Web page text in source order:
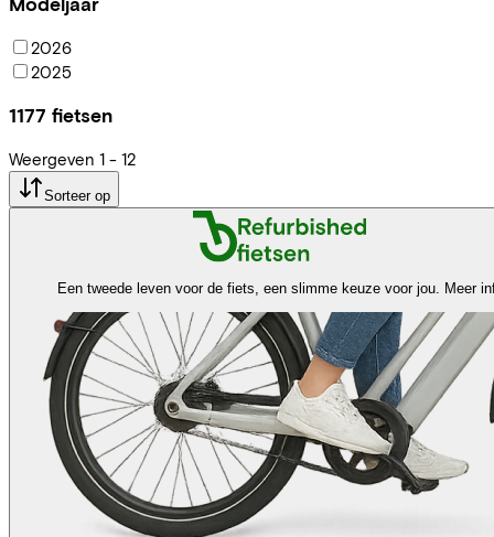
2026
2025
1177 fietsen
Weergeven 1 - 12
Sorteer op
Een tweede leven voor de fiets, een slimme keuze voor jou. Meer